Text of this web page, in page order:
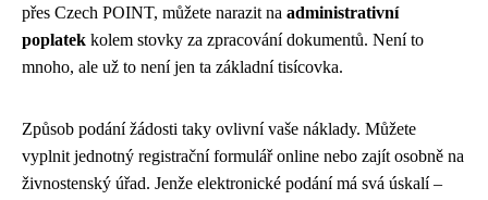
přes Czech POINT, můžete narazit na administrativní
poplatek kolem stovky za zpracování dokumentů. Není to
mnoho, ale už to není jen ta základní tisícovka.
Způsob podání žádosti taky ovlivní vaše náklady. Můžete
vyplnit jednotný registrační formulář online nebo zajít osobně na
živnostenský úřad. Jenže elektronické podání má svá úskalí –